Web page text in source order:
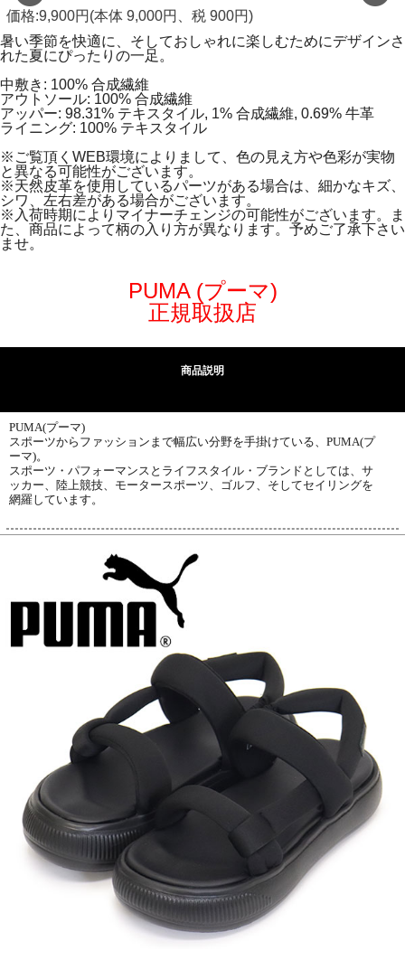
価格:9,900円(本体 9,000円、税 900円)
暑い季節を快適に、そしておしゃれに楽しむためにデザインさ
れた夏にぴったりの一足。
中敷き: 100% 合成繊維
アウトソール: 100% 合成繊維
アッパー: 98.31% テキスタイル, 1% 合成繊維, 0.69% 牛革
ライニング: 100% テキスタイル
※ご覧頂くWEB環境によりまして、色の見え方や色彩が実物
と異なる可能性がございます。
※天然皮革を使用しているパーツがある場合は、細かなキズ、
シワ、左右差がある場合がございます。
※入荷時期によりマイナーチェンジの可能性がございます。ま
た、商品によって柄の入り方が異なります。予めご了承下さい
ませ。
PUMA (プーマ)
正規取扱店
商品説明
PUMA(プーマ)
スポーツからファッションまで幅広い分野を手掛けている、PUMA(プ
ーマ)。
スポーツ・パフォーマンスとライフスタイル・ブランドとしては、サ
ッカー、陸上競技、モータースポーツ、ゴルフ、そしてセイリングを
網羅しています。